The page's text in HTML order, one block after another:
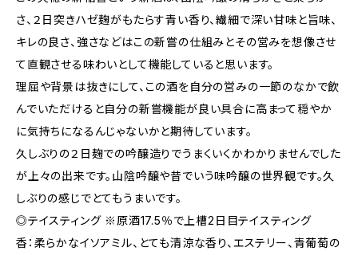
さ、２日突きハゼ麹がもたらす青い香り、繊細で深い甘味と旨味、
キレの良さ、強さなどはこの新嘗の仕組みとその営みを想像させ
て直観させる味わいとして機能していると思います。
理屈や背景は抜きにして、この酒を自分の営みの一節のなかで飲
んでいただけると自分の新嘗機能が良い具合に高まって穏やか
に気持ちになるんじゃないかと期待しています。
久しぶりの２日麹での吟醸造りでうまくいくかわかりませんでした
が上々の出来です。山陰吟醸や昔でいう味吟醸の世界観です。久
しぶりの感じでとてもうまいです。
◎テイスティング ※原酒17.5％で上槽2日目テイスティング
香：柔らかなイソアミル、とても清涼な香り、エステリー、青葡萄の